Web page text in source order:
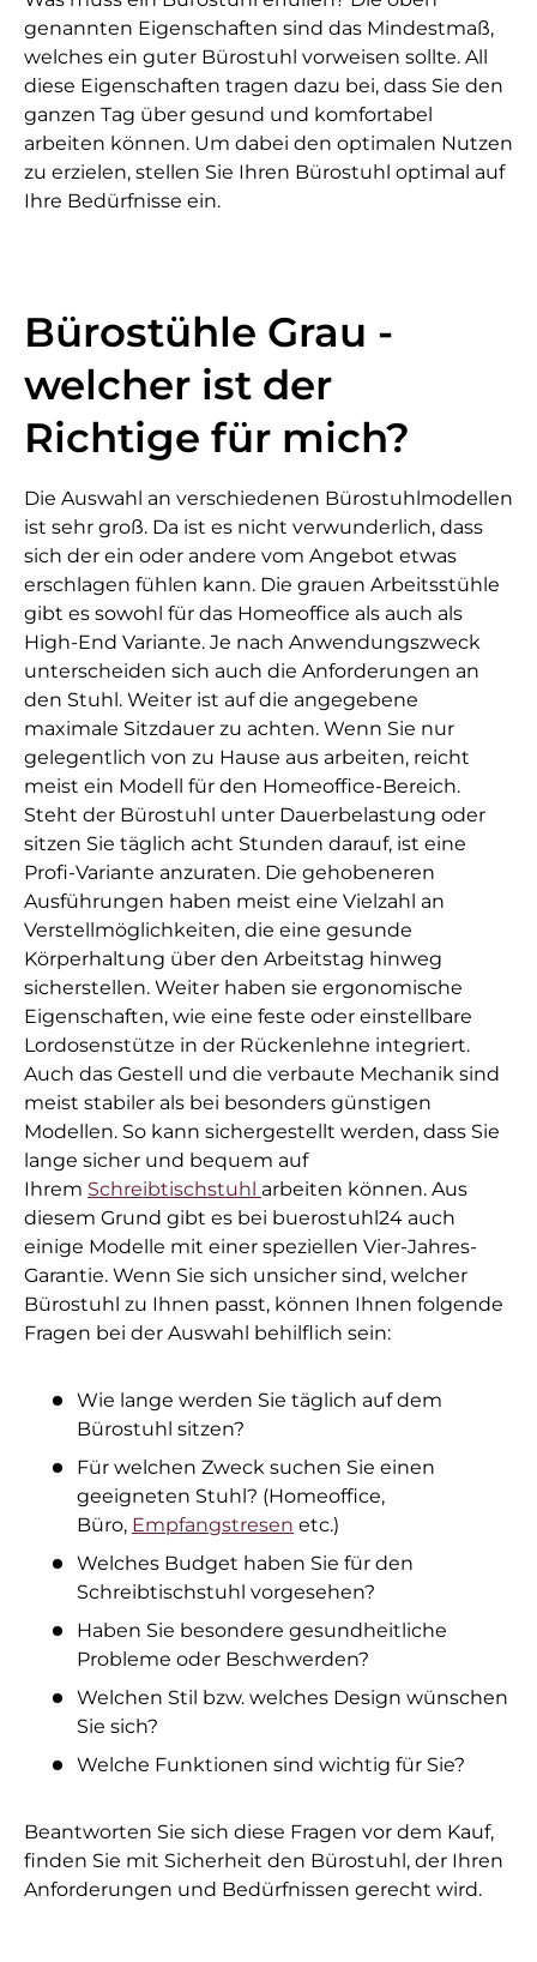
genannten Eigenschaften sind das Mindestmaß,
welches ein guter Bürostuhl vorweisen sollte. All
diese Eigenschaften tragen dazu bei, dass Sie den
ganzen Tag über gesund und komfortabel
arbeiten können. Um dabei den optimalen Nutzen
zu erzielen, stellen Sie Ihren Bürostuhl optimal auf
Ihre Bedürfnisse ein.
Bürostühle Grau -
welcher ist der
Richtige für mich?
Die Auswahl an verschiedenen Bürostuhlmodellen
ist sehr groß. Da ist es nicht verwunderlich, dass
sich der ein oder andere vom Angebot etwas
erschlagen fühlen kann. Die grauen Arbeitsstühle
gibt es sowohl für das Homeoffice als auch als
High-End Variante. Je nach Anwendungszweck
unterscheiden sich auch die Anforderungen an
den Stuhl. Weiter ist auf die angegebene
maximale Sitzdauer zu achten. Wenn Sie nur
gelegentlich von zu Hause aus arbeiten, reicht
meist ein Modell für den Homeoffice-Bereich.
Steht der Bürostuhl unter Dauerbelastung oder
sitzen Sie täglich acht Stunden darauf, ist eine
Profi-Variante anzuraten. Die gehobeneren
Ausführungen haben meist eine Vielzahl an
Verstellmöglichkeiten, die eine gesunde
Körperhaltung über den Arbeitstag hinweg
sicherstellen. Weiter haben sie ergonomische
Eigenschaften, wie eine feste oder einstellbare
Lordosenstütze in der Rückenlehne integriert.
Auch das Gestell und die verbaute Mechanik sind
meist stabiler als bei besonders günstigen
Modellen. So kann sichergestellt werden, dass Sie
lange sicher und bequem auf
Ihrem Schreibtischstuhl arbeiten können. Aus
diesem Grund gibt es bei buerostuhl24 auch
einige Modelle mit einer speziellen Vier-Jahres-
Garantie. Wenn Sie sich unsicher sind, welcher
Bürostuhl zu Ihnen passt, können Ihnen folgende
Fragen bei der Auswahl behilflich sein:
Wie lange werden Sie täglich auf dem
Bürostuhl sitzen?
Für welchen Zweck suchen Sie einen
geeigneten Stuhl? (Homeoffice,
Büro, Empfangstresen etc.)
Welches Budget haben Sie für den
Schreibtischstuhl vorgesehen?
Haben Sie besondere gesundheitliche
Probleme oder Beschwerden?
Welchen Stil bzw. welches Design wünschen
Sie sich?
Welche Funktionen sind wichtig für Sie?
Beantworten Sie sich diese Fragen vor dem Kauf,
finden Sie mit Sicherheit den Bürostuhl, der Ihren
Anforderungen und Bedürfnissen gerecht wird.